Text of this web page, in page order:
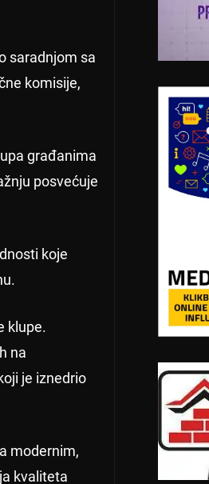
saradnjom sa
komisije,
građanima
posvećuje
koje
klupe.
na
je iznedrio
modernim,
kvaliteta